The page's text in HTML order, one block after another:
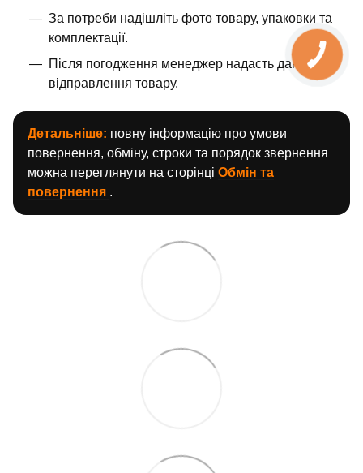
За потреби надішліть фото товару, упаковки та
комплектації.
Після погодження менеджер надасть дані для
відправлення товару.
Детальніше: повну інформацію про умови
повернення, обміну, строки та порядок звернення
можна переглянути на сторінці Обмін та
повернення .